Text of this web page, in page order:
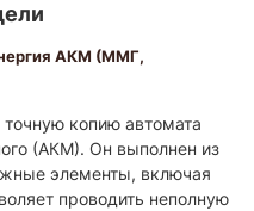
АКМ (ММГ,
точную копию автомата
(АКМ). Он выполнен из
элементы, включая
проводить неполную